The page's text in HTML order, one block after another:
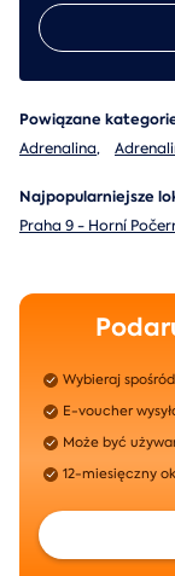
Powiązane
Adrenalina,
Najpopularniejsze
Praha 9 - Horní
Wybieraj
E-voucher
Może być
12-miesięczny